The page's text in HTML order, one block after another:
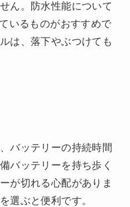
ん。防水性能について
いるものがおすすめで
は、落下やぶつけても
バッテリーの持続時間
バッテリーを持ち歩く
が切れる心配がありま
選ぶと便利です。